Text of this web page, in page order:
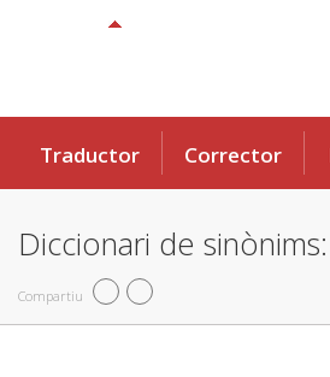
Traductor Corrector
Diccionari de
Compartiu